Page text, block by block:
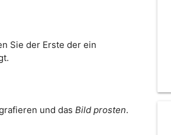
Sie der Erste der ein
und dasBild prosten.